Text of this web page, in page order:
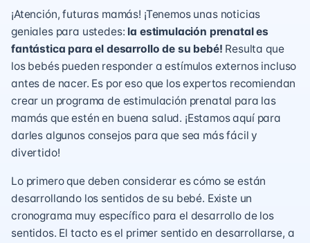
¡Atención, futuras mamás! ¡Tenemos unas noticias
geniales para ustedes: la estimulación prenatal es
fantástica para el desarrollo de su bebé! Resulta que
los bebés pueden responder a estímulos externos incluso
antes de nacer. Es por eso que los expertos recomiendan
crear un programa de estimulación prenatal para las
mamás que estén en buena salud. ¡Estamos aquí para
darles algunos consejos para que sea más fácil y
divertido!
Lo primero que deben considerar es cómo se están
desarrollando los sentidos de su bebé. Existe un
cronograma muy específico para el desarrollo de los
sentidos. El tacto es el primer sentido en desarrollarse, a